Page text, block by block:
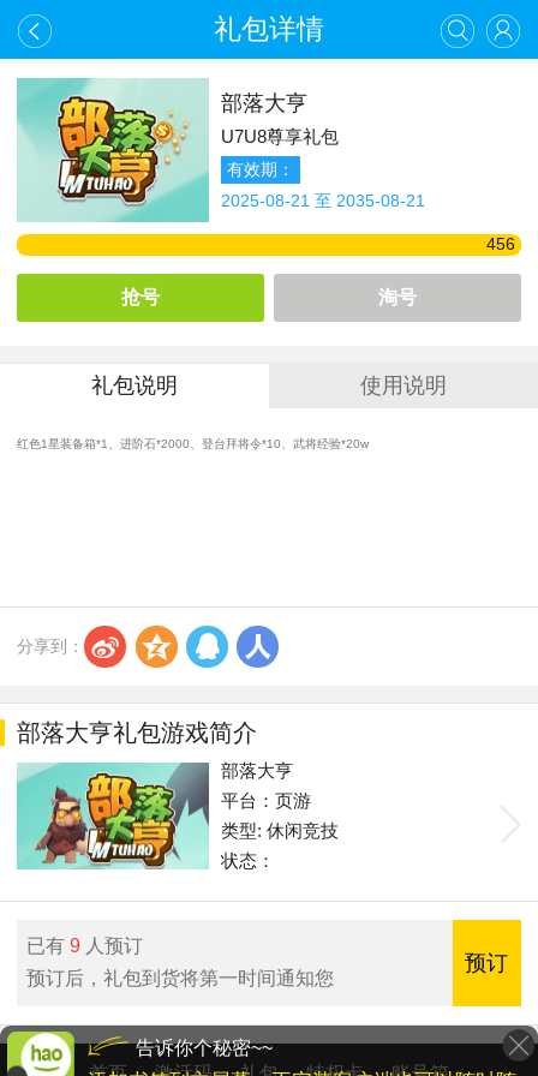
礼包详情
部落大亨
U7U8尊享礼包
有效期：
2025-08-21 至 2035-08-21
456
抢号 淘号
礼包说明 使用说明
红色1星装备箱*1、进阶石*2000、登台拜将令*10、武将经验*20w
分享到： s z q r
部落大亨礼包游戏简介
部落大亨
平台：页游
类型: 休闲竞技
状态：
已有9 人预订
预订后，礼包到货将第一时间通知您
预订
告诉你个秘密~~